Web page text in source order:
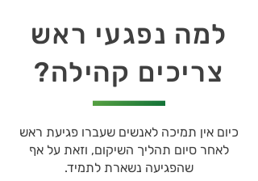
למה נפגעי ראש
צריכים קהילה?
כיום אין תמיכה לאנשים שעברו פגיעת ראש
לאחר סיום תהליך השיקום, וזאת על אף
שהפגיעה נשארת לתמיד.